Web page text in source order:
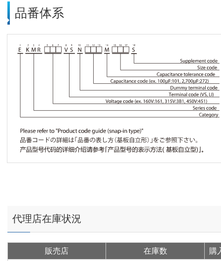
品番体系
代理店在庫状況
販売店 在庫数
購